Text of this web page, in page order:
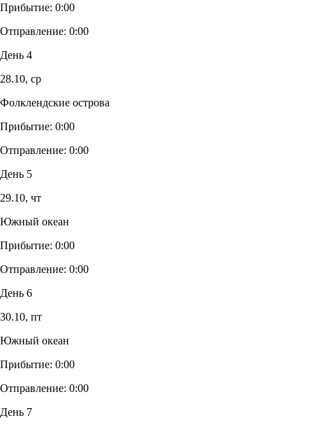
Прибытие: 0:00
Отправление: 0:00
День 4
28.10, ср
Фолклендские острова
Прибытие: 0:00
Отправление: 0:00
День 5
29.10, чт
Южный океан
Прибытие: 0:00
Отправление: 0:00
День 6
30.10, пт
Южный океан
Прибытие: 0:00
Отправление: 0:00
День 7